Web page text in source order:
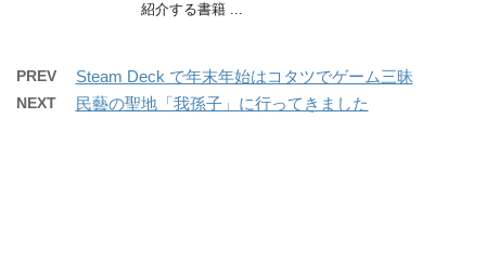
紹介する書籍 ...
PREV Steam Deck で年末年始はコタツでゲーム三昧
NEXT 民藝の聖地「我孫子」に行ってきました